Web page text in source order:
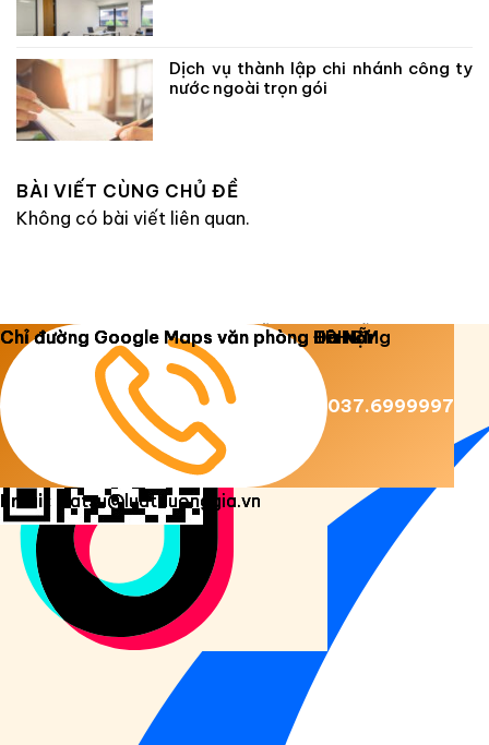
Dịch vụ thành lập chi nhánh công ty
nước ngoài trọn gói
BÀI VIẾT CÙNG CHỦ ĐỀ
Không có bài viết liên quan.
Copyright 2026 © Luật Dương Gia